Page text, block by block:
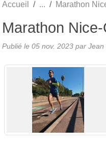
Accueil Marathon
Marathon
Publié le 05 nov. 2023 par Jean